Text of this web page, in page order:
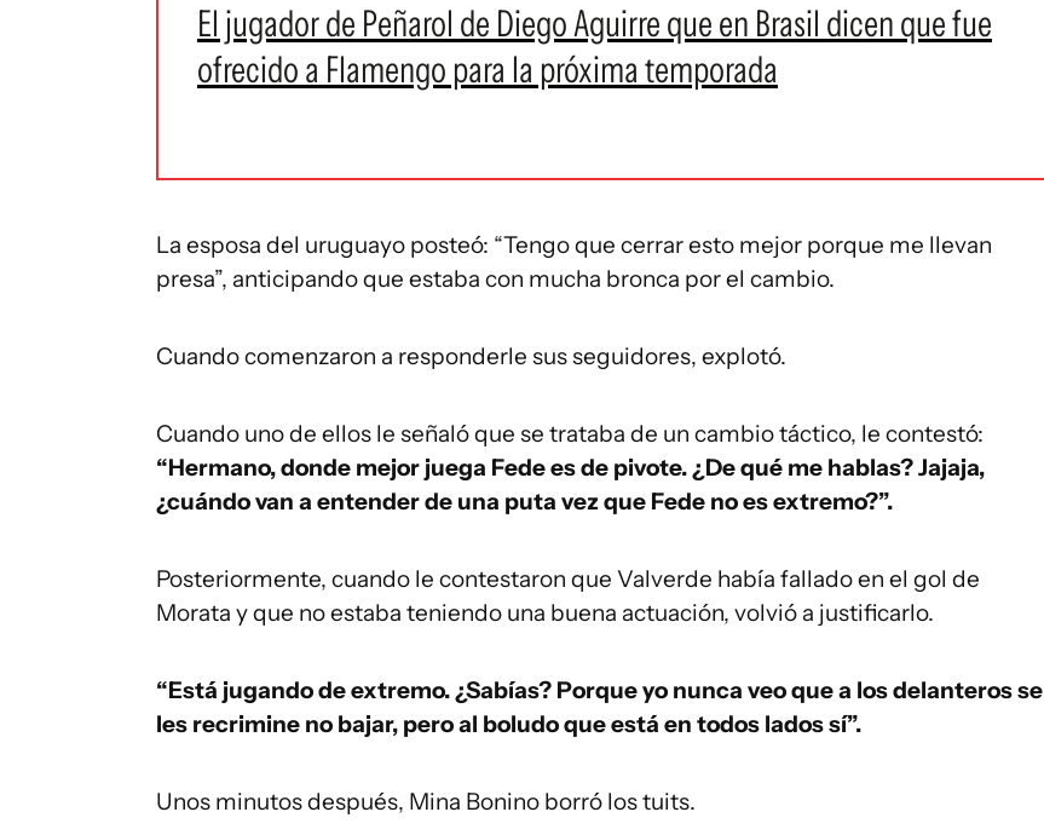
El jugador de Peñarol de Diego Aguirre que en Brasil dicen que fue
ofrecido a Flamengo para la próxima temporada
La esposa del uruguayo posteó: “Tengo que cerrar esto mejor porque me llevan
presa”, anticipando que estaba con mucha bronca por el cambio.
Cuando comenzaron a responderle sus seguidores, explotó.
Cuando uno de ellos le señaló que se trataba de un cambio táctico, le contestó:
“Hermano, donde mejor juega Fede es de pivote. ¿De qué me hablas? Jajaja,
¿cuándo van a entender de una puta vez que Fede no es extremo?”.
Posteriormente, cuando le contestaron que Valverde había fallado en el gol de
Morata y que no estaba teniendo una buena actuación, volvió a justificarlo.
“Está jugando de extremo. ¿Sabías? Porque yo nunca veo que a los delanteros se
les recrimine no bajar, pero al boludo que está en todos lados sí”.
Unos minutos después, Mina Bonino borró los tuits.